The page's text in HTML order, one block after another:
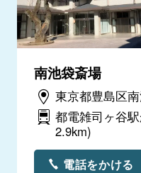
南池袋斎場
東京都豊島区
都電雑司ヶ谷
2.9km)
電話をかける